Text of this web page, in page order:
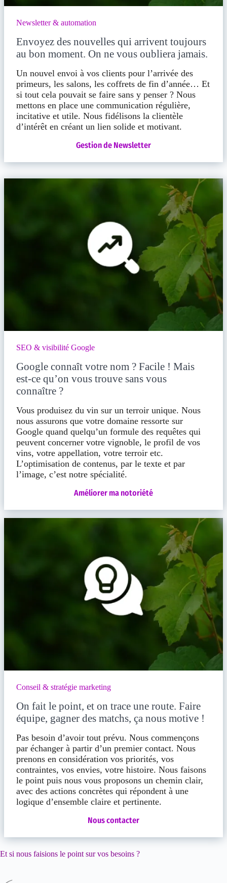
Newsletter & automation
Envoyez des nouvelles qui arrivent toujours
au bon moment. On ne vous oubliera jamais.
Un nouvel envoi à vos clients pour l’arrivée des
primeurs, les salons, les coffrets de fin d’année… Et
si tout cela pouvait se faire sans y penser ? Nous
mettons en place une communication régulière,
incitative et utile. Nous fidélisons la clientèle
d’intérêt en créant un lien solide et motivant.
Gestion de Newsletter
SEO & visibilité Google
Google connaît votre nom ? Facile ! Mais
est-ce qu’on vous trouve sans vous
connaître ?
Vous produisez du vin sur un terroir unique. Nous
nous assurons que votre domaine ressorte sur
Google quand quelqu’un formule des requêtes qui
peuvent concerner votre vignoble, le profil de vos
vins, votre appellation, votre terroir etc.
L’optimisation de contenus, par le texte et par
l’image, c’est notre spécialité.
Améliorer ma notoriété
Conseil & stratégie marketing
On fait le point, et on trace une route. Faire
équipe, gagner des matchs, ça nous motive !
Pas besoin d’avoir tout prévu. Nous commençons
par échanger à partir d’un premier contact. Nous
prenons en considération vos priorités, vos
contraintes, vos envies, votre histoire. Nous faisons
le point puis nous vous proposons un chemin clair,
avec des actions concrètes qui répondent à une
logique d’ensemble claire et pertinente.
Nous contacter
Et si nous faisions le point sur vos besoins ?